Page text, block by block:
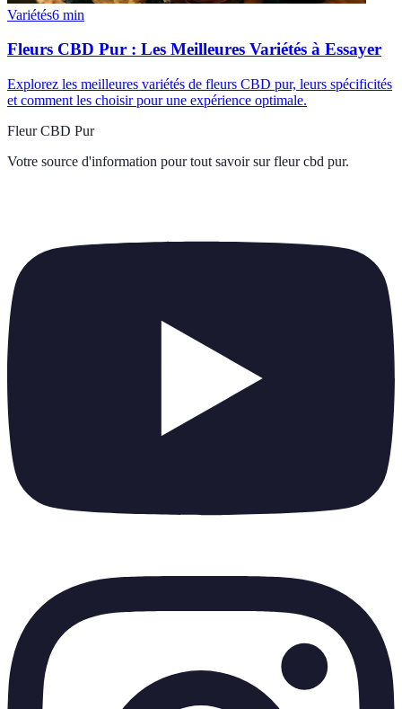
Variétés6 min
Fleurs CBD Pur : Les Meilleures Variétés à Essayer
Explorez les meilleures variétés de fleurs CBD pur, leurs spécificités
et comment les choisir pour une expérience optimale.
Fleur CBD Pur
Votre source d'information pour tout savoir sur fleur cbd pur.